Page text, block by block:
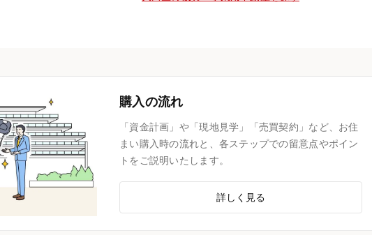
購入の流れ
「資金計画」や「現地見学」「売買契約」など、お住
まい購入時の流れと、各ステップでの留意点やポイン
トをご説明いたします。
詳しく見る